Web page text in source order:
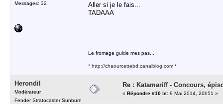
Messages: 32
Aller si je le fais...
TADAAA
Le fromage guide mes pas...
* http://chaourcettebd.canalblog.com *
Herondil
Modérateur
Fender Stratocaster Sunburn
Re : Katamariff - Concours,
« Répondre #10 le: 9 Mai 2014, 20h51 »